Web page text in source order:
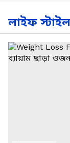
লাইফ স্টাইল